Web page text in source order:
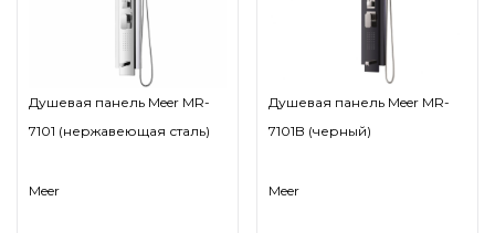
Душевая панель Meer MR-
7101 (нержавеющая сталь)
Meer
Душевая панель Meer MR-
7101B (черный)
Meer